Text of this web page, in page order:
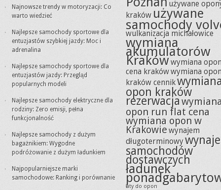
Najnowsze trendy w motoryzacji: Co
warto wiedzieć
Najlepsze samochody sportowe dla
entuzjastów szybkiej jazdy: Moc i
adrenalina
Najlepsze samochody sportowe dla
entuzjastów jazdy: Przegląd
popularnych modeli
Najlepsze samochody elektryczne dla
rodziny: Zero emisji, pełna
funkcjonalność
Najlepsze samochody z dużym
bagażnikiem: Wygodne
podróżowanie z dużym ładunkiem
Najpopularniejsze marki
samochodowe: Ranking i porównanie
używane
kraków używane
samochody
wulkanizacja michałowice
wymiana
akumulatorów
Krakówwymiana
cena krakówwymiana
kraków cennik
opon kraków
rezerwacja
opon run flat cena
wymiana opon w
Krakowiewynajem
długoterminowy
samochodów
dostawczych
ładunek
łaty do opon